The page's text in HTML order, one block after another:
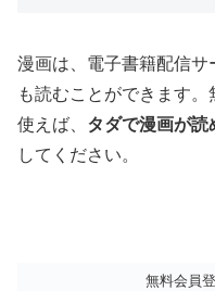
漫画は、電子書籍配信
も読むことができます
使えば、 タダで漫画が読
してください。
無料会員